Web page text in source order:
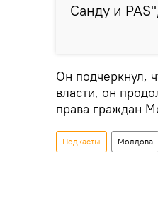
Санду и
Он подчеркнул,
власти, он
права граждан
Подкасты Молдова